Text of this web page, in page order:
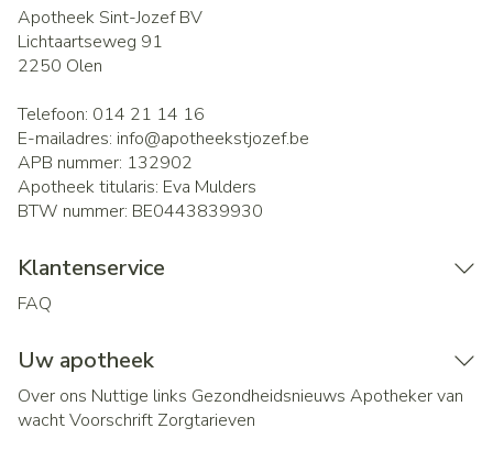
Apotheek Sint-Jozef BV
Lichtaartseweg 91
2250 Olen
Telefoon: 014 21 14 16
E-mailadres: info@apotheekstjozef.be
APB nummer: 132902
Apotheek titularis: Eva Mulders
BTW nummer: BE0443839930
Klantenservice
FAQ
Uw apotheek
Over ons Nuttige links Gezondheidsnieuws Apotheker van
wachtVoorschrift Zorgtarieven